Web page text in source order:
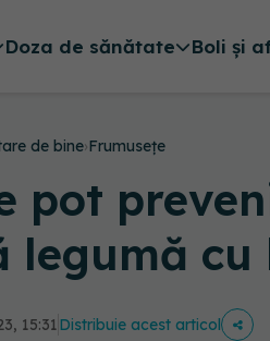
Doza de sănătate Boli și
de bine›Frumusețe
pot
legumă
15:31Distribuie acest articol